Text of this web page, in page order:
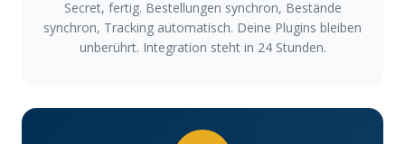
Secret, fertig. Bestellungen synchron, Bestände
synchron, Tracking automatisch. Deine Plugins bleiben
unberührt. Integration steht in 24 Stunden.